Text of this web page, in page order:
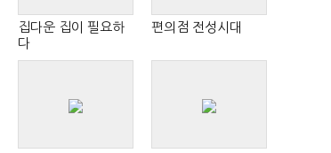
집다운 집이 필요하
다
편의점 전성시대